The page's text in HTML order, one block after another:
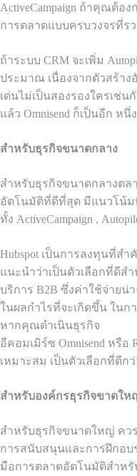
ActiveCampaign ถ้าคุณต้อ
การตลาดแบบครบวงจรที่ร
ถ้าระบบ CRM จะเพิ่ม
ประมาณ เนื่องจากตัวสร้าง
เด่นไม่เป็นสองรองใครเช่
แล้ว Omnisend ก็เป็นอีก หนึ่
สำหรับธุรกิจขนาดกลาง
สำหรับธุรกิจขนาดกลางต
อัตโนมัติที่ดีที่สุด มีแนวโน้ม
ทั้ง ActiveCampaign ,
Hubspot เป็นการลงทุนที่ส
แนะนำว่าเป็นตัวเลือกที่ดีส
บริการ B2B ซึ่งค่าใช้จ่ายน่
ในผลกำไรที่จะเกิดขึ้น ในก
หากคุณดำเนินธุรกิจ
อีคอมเมิร์ซ Omnisend หรือ
เหมาะสม เป็นตัวเลือกที่ดีก
สำหรับองค์กรธุรกิจขาดให
สำหรับธุรกิจขนาดใหญ่ คว
การสนับสนุนและการฝึกอบ
มือการตลาดอัตโนมัติสำหรั